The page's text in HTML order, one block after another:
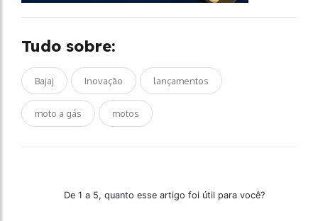
Tudo sobre:
Bajaj Inovação lançamentos
moto a gás motos
De 1 a 5, quanto esse artigo foi útil para você?